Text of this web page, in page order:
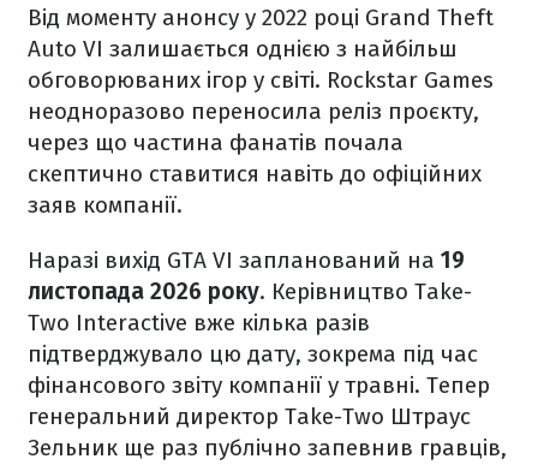
Від моменту анонсу у 2022 році Grand Theft
Auto VI залишається однією з найбільш
обговорюваних ігор у світі. Rockstar Games
неодноразово переносила реліз проєкту,
через що частина фанатів почала
скептично ставитися навіть до офіційних
заяв компанії.
Наразі вихід GTA VI запланований на 19
листопада 2026 року. Керівництво Take-
Two Interactive вже кілька разів
підтверджувало цю дату, зокрема під час
фінансового звіту компанії у травні. Тепер
генеральний директор Take-Two Штраус
Зельник ще раз публічно запевнив гравців,